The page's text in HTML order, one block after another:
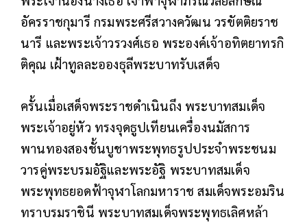
อัครราชกุมารี กรมพระศรีสวางควัฒน วรขัตติยราช
นารี และพระเจ้าวรวงศ์เธอ พระองค์เจ้าอทิตยาทรกิ
ติคุณ เฝ้าทูลละอองธุลีพระบาทรับเสด็จ
ครั้นเมื่อเสด็จพระราชดำเนินถึง พระบาทสมเด็จ
พระเจ้าอยู่หัว ทรงจุดธูปเทียนเครื่องนมัสการ
พานทองสองชั้นบูชาพระพุทธรูปประจำพระชนม
วารคู่พระบรมอัฐิและพระอัฐิ พระบาทสมเด็จ
พระพุทธยอดฟ้าจุฬาโลกมหาราช สมเด็จพระอมริน
ทราบรมราชินี พระบาทสมเด็จพระพุทธเลิศหล้า